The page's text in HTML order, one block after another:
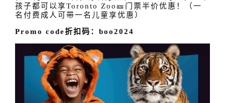
孩子都可以享Toronto Zoo🎫门票半价优惠！（一
名付费成人可带一名儿童享优惠）
Promo code折扣码：boo2024